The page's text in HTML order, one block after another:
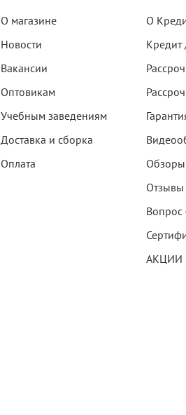
О магазине
Новости
Вакансии
Оптовикам
Учебным заведениям
Доставка и сборка
Оплата
О
Кредит
Обзоры
Отзывы
Вопрос
АКЦИИ